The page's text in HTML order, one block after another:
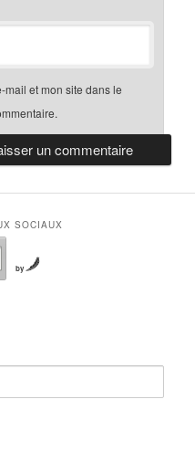
mail et mon site dans le
SOCIAUX
by